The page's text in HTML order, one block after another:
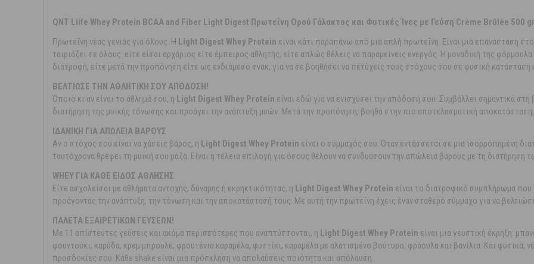
QNT Liife Whey Protein BCAA and Fiber Light Digest Πρωτεΐνη Ορού Γάλακτος και Φυτικές Ίνες με Γεύση Crème Brûlée 500 gr
Πρωτεΐνη νέας γενιάς για όλους. Η Light Digest Whey Protein είναι κάτι παραπάνω από μια απλή πρωτεΐνη. Είναι μια επανάσταση
ταιριάζει σε όλους: είτε είσαι αρχάριος είτε έμπειρος αθλητής, είτε απλώς θέλεις να παραμείνεις ενεργός. Η μοναδική της
διατροφή, είτε μετά την προπόνηση είτε ως ενδιάμεσο σνακ, για να σε βοηθήσει να πετύχεις τους στόχους σου σε φυσική κατάσταση
ΒΕΛΤΙΩΣΕ ΤΗΝ ΑΘΛΗΤΙΚΗ ΣΟΥ ΑΠΟΔΟΣΗ!
Όποιο κι αν είναι το άθλημά σου, η Light Digest Whey Protein είναι εδώ για να ενισχύσει την απόδοσή σου. Συμβάλλει σημαντικά
διατήρηση της μυϊκής τόνωσης και προάγει την ανάπτυξη μυών. Μετά την προπόνηση, βοηθά στην πιο αποτελεσματική
ΙΔΑΝΙΚΗ ΓΙΑ ΑΠΩΛΕΙΑ ΒΑΡΟΥΣ
Αν ο στόχος σου είναι να χάσεις βάρος, η Light Digest Whey Protein είναι ο σύμμαχός σου. Όταν εντάσσεται σε μια ισορροπημένη
ταυτόχρονα θρέφει τη μυϊκή σου μάζα. Είναι η τέλεια επιλογή για όσους θέλουν να συνδυάσουν την απώλεια βάρους με τη διατήρηση
WHEY ΓΙΑ ΚΑΘΕ ΕΙΔΟΣ ΑΘΛΗΣΗΣ
Είτε ασχολείσαι με αθλήματα αντοχής, δύναμης ή εκρηκτικότητας, η Light Digest Whey Protein είναι το διατροφικό συμπλήρωμα που
προάγοντας την ανάπτυξη, την τόνωση και την αποκατάστασή τους. Με αυτή την πρωτεΐνη έχεις έναν σταθερό σύμμαχο για να
ΠΑΛΕΤΑ ΕΞΑΙΡΕΤΙΚΩΝ ΓΕΥΣΕΩΝ!
Με 11 απίστευτες γεύσεις και ακόμα περισσότερες που αναπτύσσονται, η Light Digest Whey Protein είναι μια γευστική έκρηξη:
φουντούκι, καρύδα, κρεμ μπρουλέ, φρουτένια καραμέλα, φυστίκι, καραμέλα με αλατισμένο βούτυρο, φράουλα και βανίλια. Και φυσικά,
προσδοκίες σου. Κάθε shake είναι μια πρόσκληση να απολαύσεις ποιότητα και απόλαυση.